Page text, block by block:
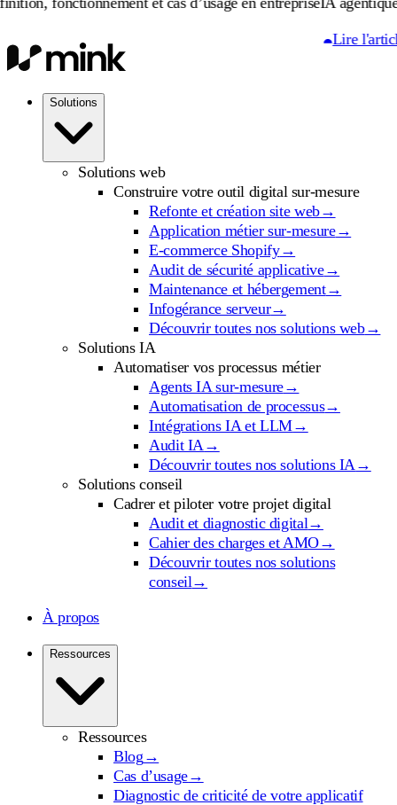
Lire l'article
Solutions
Solutions web
Construire votre outil digital sur-mesure
Refonte et création site web→
Application métier sur-mesure→
E-commerce Shopify→
Audit de sécurité applicative→
Maintenance et hébergement→
Infogérance serveur→
Découvrir toutes nos solutions web→
Solutions IA
Automatiser vos processus métier
Agents IA sur-mesure→
Automatisation de processus→
Intégrations IA et LLM→
Audit IA→
Découvrir toutes nos solutions IA→
Solutions conseil
Cadrer et piloter votre projet digital
Audit et diagnostic digital→
Cahier des charges et AMO→
Découvrir toutes nos solutions
conseil→
À propos
Ressources
Ressources
Blog →
Cas d’usage→
Diagnostic de criticité de votre applicatif